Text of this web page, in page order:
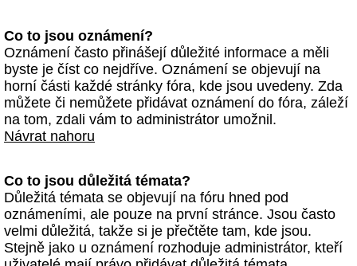
Co to jsou oznámení?
Oznámení často přinášejí důležité informace a měli
byste je číst co nejdříve. Oznámení se objevují na
horní části každé stránky fóra, kde jsou uvedeny. Zda
můžete či nemůžete přidávat oznámení do fóra, záleží
na tom, zdali vám to administrátor umožnil.
Návrat nahoru
Co to jsou důležitá témata?
Důležitá témata se objevují na fóru hned pod
oznámeními, ale pouze na první stránce. Jsou často
velmi důležitá, takže si je přečtěte tam, kde jsou.
Stejně jako u oznámení rozhoduje administrátor, kteří